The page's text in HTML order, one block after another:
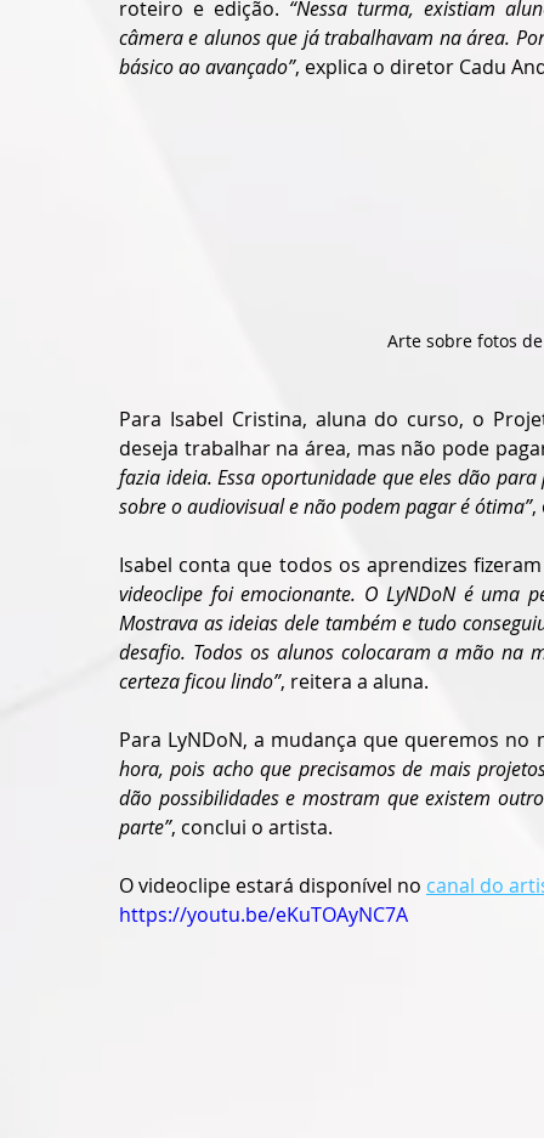
roteiro e edição. “Nessa turma, existiam
câmera e alunos que já trabalhavam na área.
básico ao avançado”, explica o diretor Cadu
Arte sobre fotos
Para Isabel Cristina, aluna do curso, o
deseja trabalhar na área, mas não pode
fazia ideia. Essa oportunidade que eles dão
sobre o audiovisual e não podem pagar é ótima”,
Isabel conta que todos os aprendizes
videoclipe foi emocionante. O LyNDoN é uma
Mostrava as ideias dele também e tudo
desafio. Todos os alunos colocaram a mão na
certeza ficou lindo”, reitera a aluna.
Para LyNDoN, a mudança que queremos
hora, pois acho que precisamos de mais
dão possibilidades e mostram que existem
parte”, conclui o artista.
O videoclipe estará disponível no canal do
https://youtu.be/eKuTOAyNC7A